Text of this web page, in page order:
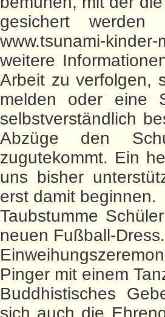
gesichert werden
www.tsunami-
weitere
Arbeit zu verfolgen,
melden oder eine
selbstverständlich
Abzüge den
zugutekommt. Ein
uns bisher
erst damit beginnen.
Taubstumme
neuen Fußball-Dress.
Pinger mit einem
Buddhistisches
sich auch die